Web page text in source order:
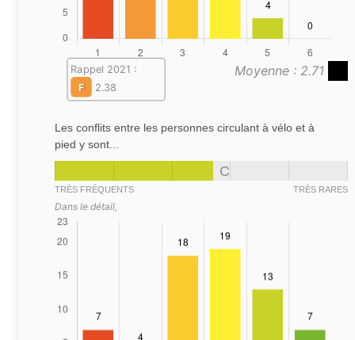
Moyenne : 2.71
Rappel 2021 :
F
2.38
Les conflits entre les personnes circulant à vélo et à
pied y sont...
C
TRÈS FRÉQUENTS TRÈS RARES
Dans le détail,